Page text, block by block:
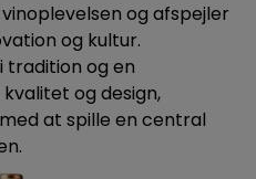
og afspejler
og kultur.
og en
og design,
at spille en central